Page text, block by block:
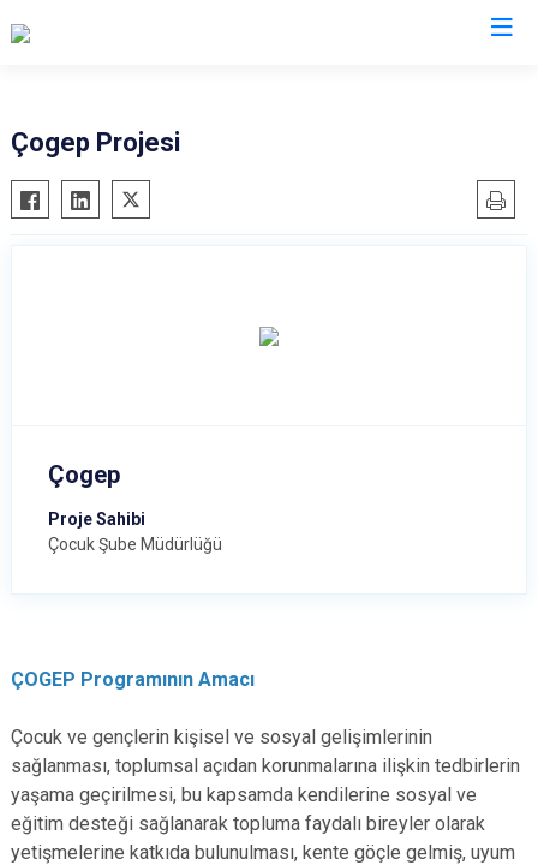
Çogep Projesi
Çogep
Proje Sahibi
Çocuk Şube Müdürlüğü
ÇOGEP Programının Amacı
Çocuk ve gençlerin kişisel ve sosyal gelişimlerinin
sağlanması, toplumsal açıdan korunmalarına ilişkin tedbirlerin
yaşama geçirilmesi, bu kapsamda kendilerine sosyal ve
eğitim desteği sağlanarak topluma faydalı bireyler olarak
yetişmelerine katkıda bulunulması, kente göçle gelmiş, uyum